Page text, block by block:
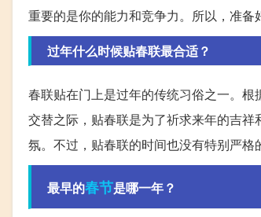
重要的是你的能力和竞争力。所以，准备
过年什么时候贴春联最合适？
春联贴在门上是过年的传统习俗之一。
交替之际，贴春联是为了祈求来年的吉
氛。不过，贴春联的时间也没有特别严格
最早的春节是哪一年？